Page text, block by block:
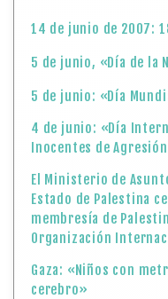
14 de junio de 2007:
5 de junio, «Día de la
5 de junio: «Día
4 de junio: «Día
Inocentes de
El Ministerio de
Estado de Palestina
membresía de
Organización
Gaza: «Niños con
cerebro»